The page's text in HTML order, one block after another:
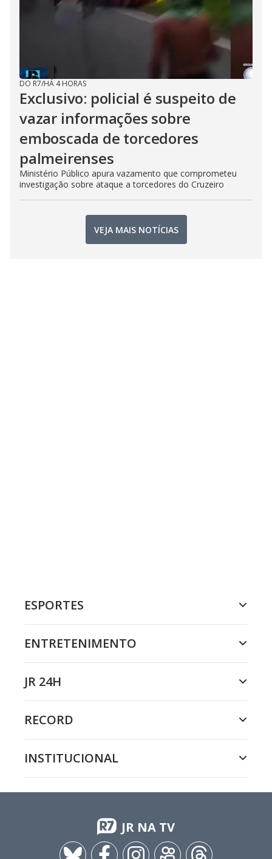
DO R7/HÁ 4 HORAS
Exclusivo: policial é suspeito de
vazar informações sobre
emboscada de torcedores
palmeirenses
Ministério Público apura vazamento que comprometeu
investigação sobre ataque a torcedores do Cruzeiro
VEJA MAIS NOTÍCIAS
ESPORTES
ENTRETENIMENTO
JR 24H
RECORD
INSTITUCIONAL
JR NA TV